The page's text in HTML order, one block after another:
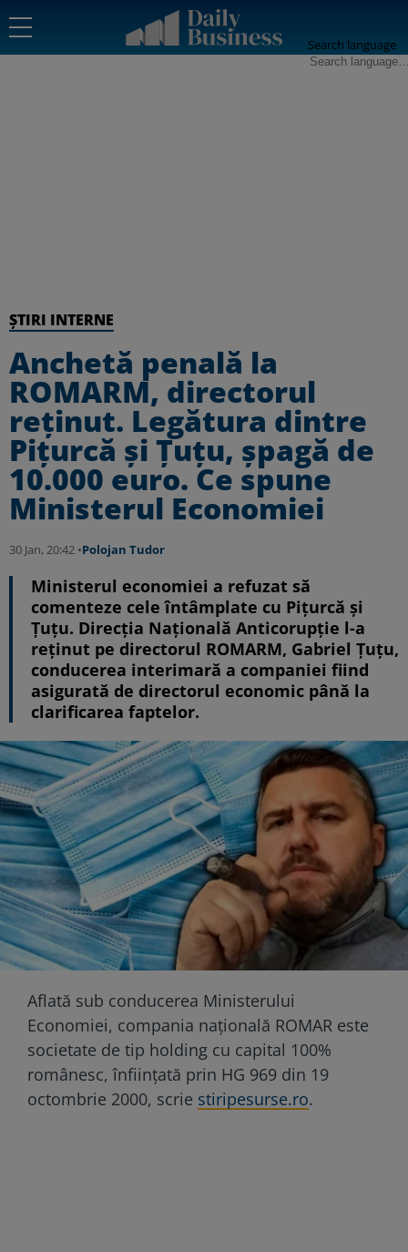
Search language
ȘTIRI INTERNE
Anchetă penală la
ROMARM, directorul
reținut. Legătura dintre
Pițurcă și Țuțu, șpagă de
10.000 euro. Ce spune
Ministerul Economiei
30 Jan, 20:42 •Polojan Tudor
Ministerul economiei a refuzat să
comenteze cele întâmplate cu Pițurcă și
Țuțu. Direcția Națională Anticorupție l-a
reținut pe directorul ROMARM, Gabriel Țuțu,
conducerea interimară a companiei fiind
asigurată de directorul economic până la
clarificarea faptelor.
Aflată sub conducerea Ministerului
Economiei, compania națională ROMAR este
societate de tip holding cu capital 100%
românesc, înființată prin HG 969 din 19
octombrie 2000, scrie stiripesurse.ro.